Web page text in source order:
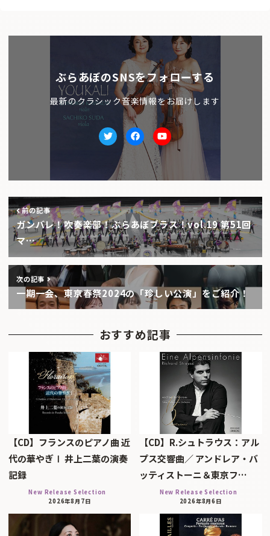
ぶらあぼのSNSをフォローする
最新のクラシック音楽情報をお届けします
TwitterfacebookYoutube
前の記事
ガンバレ！吹奏楽部！ぶらあぼブラス！vol.19 第51回
マ…
次の記事
一期一会、東京春祭2024の「珍しい公演」をご紹介！
おすすめ記事
【CD】フランスのピアノ曲 近
代の華やぎⅠ 井上二葉の演奏
記録
New Release Selection
2026年8月7日
【CD】R.シュトラウス：アル
プス交響曲／ アンドレア・バ
ッティストーニ＆東京フ…
New Release Selection
2026年8月6日